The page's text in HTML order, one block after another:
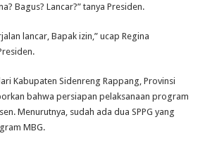
Bagus? Lancar?” tanya Presiden.
lancar, Bapak izin,” ucap Regina
Kabupaten Sidenreng Rappang, Provinsi
bahwa persiapan pelaksanaan program
Menurutnya, sudah ada dua SPPG yang
MBG.